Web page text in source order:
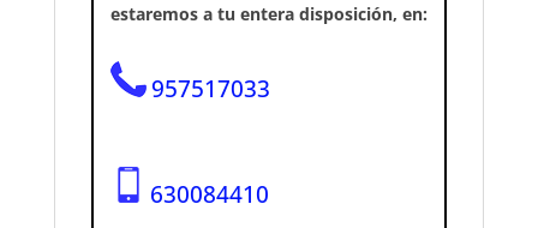
estaremos a tu entera disposición, en:
957517033
630084410